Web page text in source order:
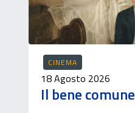
CINEMA
18 Agosto 2026
Il bene comune